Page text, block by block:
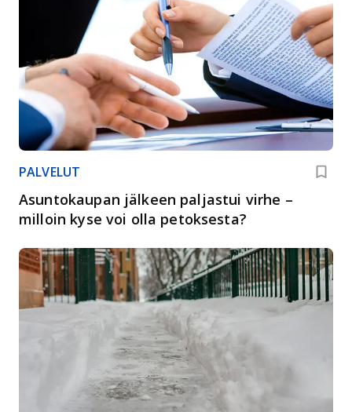
PALVELUT
Asuntokaupan jälkeen paljastui virhe –
milloin kyse voi olla petoksesta?